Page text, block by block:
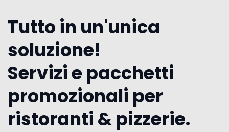
Tutto in un'unica
soluzione!
Servizi e pacchetti
promozionali per
ristoranti & pizzerie.